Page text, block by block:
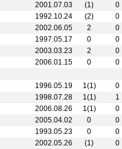
2001.07.03 (1)
0
1992.10.24 (2)
0
2002.06.05 2
0
1997.05.17 0
0
2003.03.23 2
0
2006.01.15 0
0
1996.05.19 1(1)
0
1998.07.28 1(1)
1
2006.08.26 1(1)
0
2005.04.02 0
0
1993.05.23 0
0
2002.05.26 (1)
0